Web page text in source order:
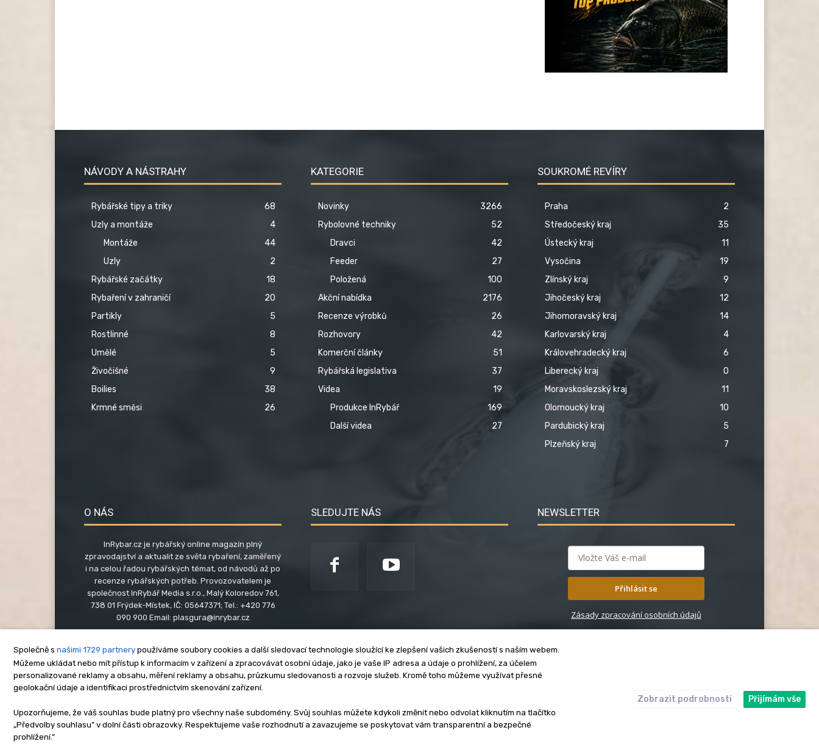
NÁVODY A NÁSTRAHY
Rybářské tipy a triky
68
Uzly a montáže
4
Montáže
44
Uzly
2
Rybářské začátky
18
Rybaření v zahraničí
20
Partikly
5
Rostlinné
8
Umělé
5
Živočišné
9
Boilies
38
Krmné směsi
26
KATEGORIE
Novinky
3266
Rybolovné techniky
52
Dravci
42
Feeder
27
Položená
100
Akční nabídka
2176
Recenze výrobků
26
Rozhovory
42
Komerční články
51
Rybářská legislativa
37
Videa
19
Produkce InRybář
169
Další videa
27
SOUKROMÉ REVÍRY
Praha
2
Středočeský kraj
35
Ústecký kraj
11
Vysočina
19
Zlínský kraj
9
Jihočeský kraj
12
Jihomoravský kraj
14
Karlovarský kraj
4
Královehradecký kraj
6
Liberecký kraj
0
Moravskoslezský kraj
11
Olomoucký kraj
10
Pardubický kraj
5
Plzeňský kraj
7
O NÁS
InRybar.cz je rybářský online magazín plný
zpravodajství a aktualit ze světa rybaření, zaměřený
i na celou řadou rybářských témat, od návodů až po
recenze rybářských potřeb. Provozovatelem je
společnost InRybář Media s.r.o., Malý Koloredov 761,
738 01 Frýdek-Místek, IČ: 05647371; Tel.: +420 776
090 900 Email: plasgura@inrybar.cz
SLEDUJTE NÁS NEWSLETTER
Přihlásit se
Zásady zpracování osobních údajů
O nás Kontakt Reklama Zásady soukromí Privacy policy Cookies Etický kodex
Copyright © www.inrybar.cz 2013 - 2026 | Na veškerý materiál, který je zde uveřejněný, se vztahují autorská práva. Redakce InRybar.cz.
Společně s našimi 1729 partnery používáme soubory cookies a další sledovací technologie sloužící ke zlepšení vašich zkušeností s naším webem.
Můžeme ukládat nebo mít přístup k informacím v zařízení a zpracovávat osobní údaje, jako je vaše IP adresa a údaje o prohlížení, za účelem
personalizované reklamy a obsahu, měření reklamy a obsahu, průzkumu sledovanosti a rozvoje služeb. Kromě toho můžeme využívat přesné
geolokační údaje a identifikaci prostřednictvím skenování zařízení.
Upozorňujeme, že váš souhlas bude platný pro všechny naše subdomény. Svůj souhlas můžete kdykoli změnit nebo odvolat kliknutím na tlačítko
„Předvolby souhlasu” v dolní části obrazovky. Respektujeme vaše rozhodnutí a zavazujeme se poskytovat vám transparentní a bezpečné
prohlížení.”
Zobrazit podrobnosti Přijímám vše